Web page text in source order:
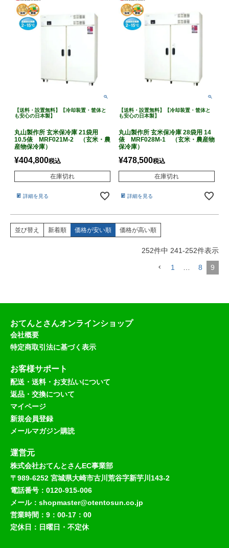
【送料・設置無料】【冷却装置・筐体と
も安心の日本製】
丸山製作所 玄米保冷庫 21袋用
10.5俵 MRF021M-2 （玄米・農
産物保冷庫）
¥404,800税込
在庫切れ
詳細を見る
【送料・設置無料】【冷却装置・筐体と
も安心の日本製】
丸山製作所 玄米保冷庫 28袋用 14
俵 MRF028M-1 （玄米・農産物
保冷庫）
¥478,500税込
在庫切れ
詳細を見る
並び替え 新着順 価格が安い順 価格が高い順
252件中 241-252件表示
1 8 9
おてんとさんオンラインショップ
会社概要
特定商取引法に基づく表示
お客様サポート
配送・送料・お支払いについて
返品・交換について
マイページ
新規会員登録
メールマガジン購読
運営元
株式会社おてんとさんEC事業部
〒989-6252 宮城県大崎市古川荒谷字新芋川143-2
電話番号：0120-915-006
メール：shopmaster@otentosun.co.jp
営業時間：9：00-17：00
定休日：日曜日・不定休